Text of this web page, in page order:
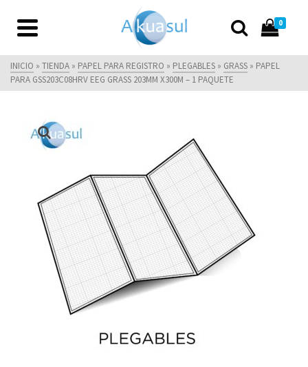
0
INICIO » TIENDA » PAPEL PARA REGISTRO » PLEGABLES » GRASS » PAPEL
PARA GSS203C08HRV EEG GRASS 203MM X300M – 1 PAQUETE